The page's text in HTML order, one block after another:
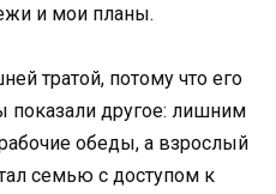
и мои планы.
тратой, потому что его
показали другое: лишним
обеды, а взрослый
семью с доступом к